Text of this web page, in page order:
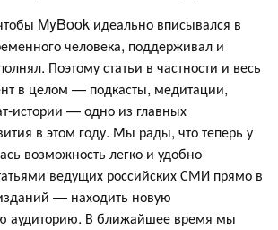
MyBook идеально вписывался в
человека, поддерживал и
Поэтому статьи в частности и весь
в целом — подкасты, медитации,
истории — одно из главных
в этом году. Мы рады, что теперь у
возможность легко и удобно
ведущих российских СМИ прямо в
— находить новую
аудиторию. В ближайшее время мы